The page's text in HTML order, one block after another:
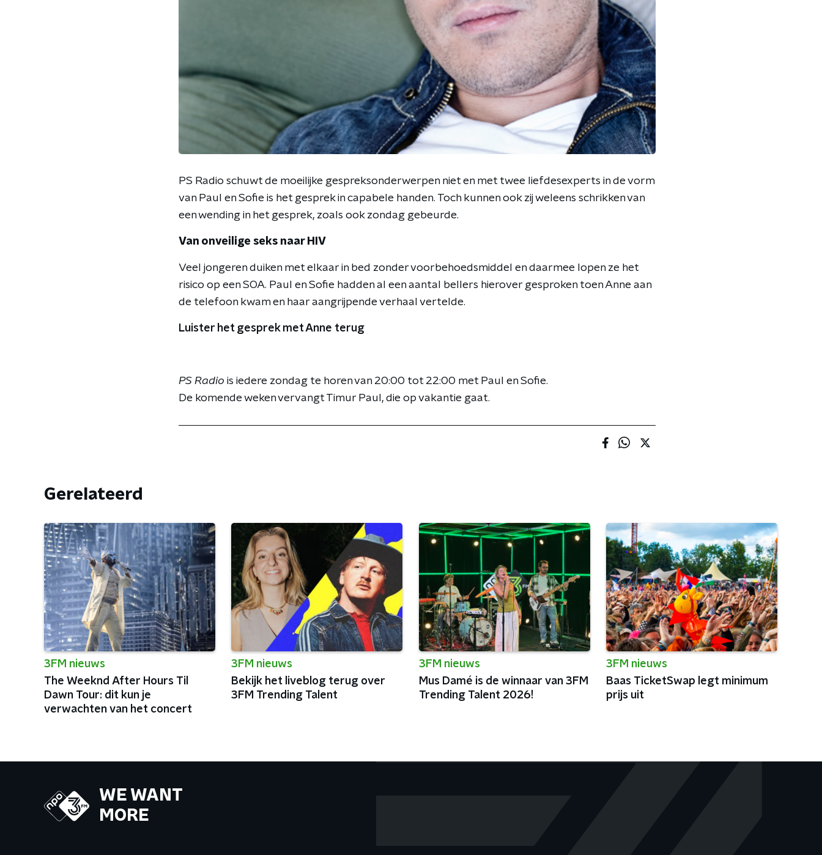
PS Radio schuwt de moeilijke gespreksonderwerpen niet en met twee liefdesexperts in de vorm
van Paul en Sofie is het gesprek in capabele handen. Toch kunnen ook zij weleens schrikken van
een wending in het gesprek, zoals ook zondag gebeurde.
Van onveilige seks naar HIV
Veel jongeren duiken met elkaar in bed zonder voorbehoedsmiddel en daarmee lopen ze het
risico op een SOA. Paul en Sofie hadden al een aantal bellers hierover gesproken toen Anne aan
de telefoon kwam en haar aangrijpende verhaal vertelde.
Luister het gesprek met Anne terug
PS Radio is iedere zondag te horen van 20:00 tot 22:00 met Paul en Sofie.
De komende weken vervangt Timur Paul, die op vakantie gaat.
Gerelateerd
3FM nieuws
The Weeknd After Hours Til
Dawn Tour: dit kun je
verwachten van het concert
3FM nieuws
Bekijk het liveblog terug over
3FM Trending Talent
3FM nieuws
Mus Damé is de winnaar van 3FM
Trending Talent 2026!
3FM nieuws
Baas TicketSwap legt minimum
prijs uit
WE WANT
MORE